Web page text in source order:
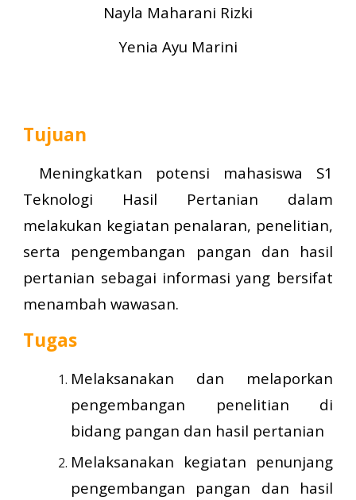
Nayla Maharani Rizki
Yenia Ayu Marini
Tujuan
Meningkatkan potensi mahasiswa S1
Teknologi Hasil Pertanian dalam
melakukan kegiatan penalaran, penelitian,
serta pengembangan pangan dan hasil
pertanian sebagai informasi yang bersifat
menambah wawasan.
Tugas
Melaksanakan dan melaporkan
pengembangan penelitian di
bidang pangan dan hasil pertanian
Melaksanakan kegiatan penunjang
pengembangan pangan dan hasil